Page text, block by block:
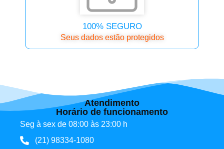
100% SEGURO
Seus dados estão protegidos
Atendimento
Horário de funcionamento
Seg à sex de 08:00 às 23:00 h
(21) 98334-1080